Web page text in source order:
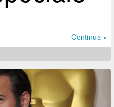
Continua »